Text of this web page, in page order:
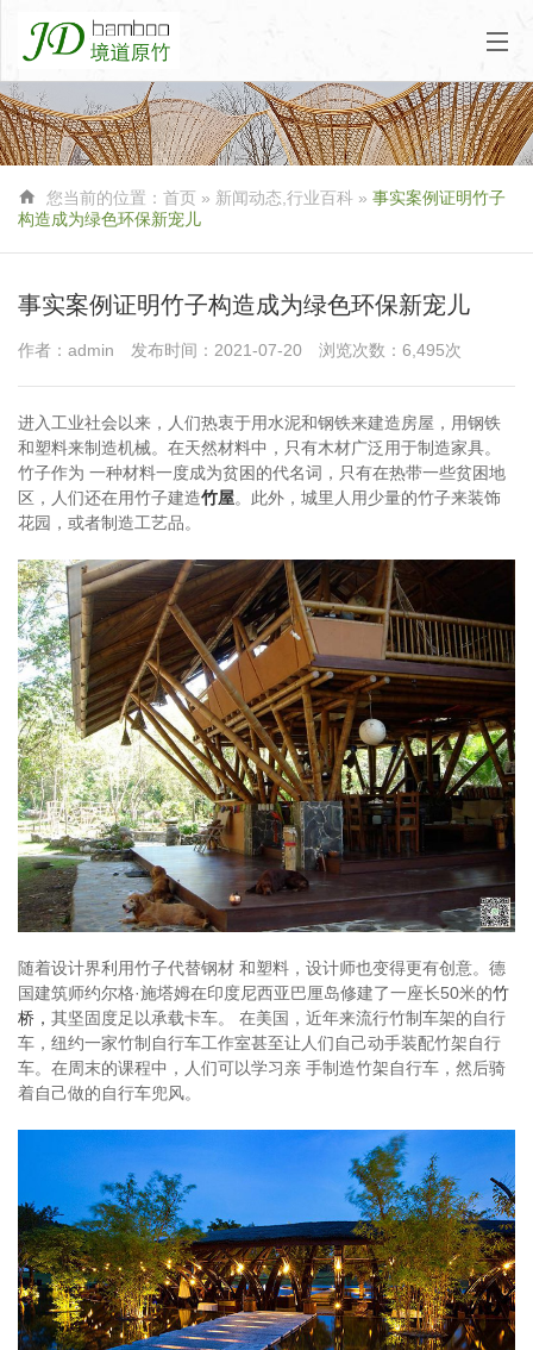
 您当前的位置： 首页 » 新闻动态 行业百科 » 事实案例证明竹子
构造成为绿色环保新宠儿
事实案例证明竹子构造成为绿色环保新宠儿
作者：admin 发布时间：2021-07-20 浏览次数：6,495次
进入工业社会以来，人们热衷于用水泥和钢铁来建造房屋，用钢铁
和塑料来制造机械。在天然材料中，只有木材广泛用于制造家具。
竹子作为 一种材料一度成为贫困的代名词，只有在热带一些贫困地
区，人们还在用竹子建造竹屋。此外，城里人用少量的竹子来装饰
花园，或者制造工艺品。
随着设计界利用竹子代替钢材 和塑料，设计师也变得更有创意。德
国建筑师约尔格·施塔姆在印度尼西亚巴厘岛修建了一座长50米的竹
桥， 其坚固度足以承载卡车。 在美国，近年来流行竹制车架的自行
车，纽约一家竹制自行车工作室甚至让人们自己动手装配竹架自行
车。在周末的课程中，人们可以学习亲 手制造竹架自行车，然后骑
着自己做的自行车兜风。